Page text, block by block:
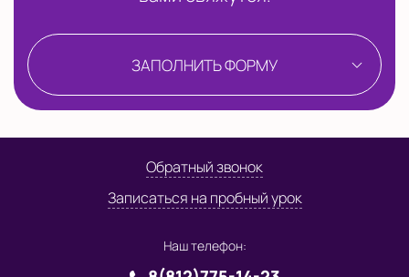
ЗАПОЛНИТЬ ФОРМУ
Обратный звонок
Записаться на пробный урок
Наш телефон: